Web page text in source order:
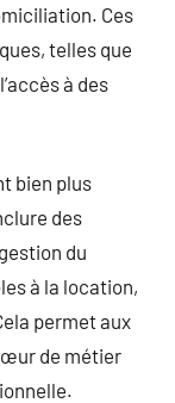
Ces
telles que
à des
bien plus
des
du
à la location,
permet aux
de métier